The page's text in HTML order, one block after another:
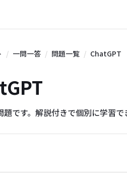
一問一答 問題一覧 ChatGPT
です。解説付きで個別に学習